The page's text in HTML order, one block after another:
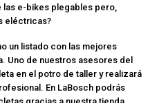
las e-bikes plegables pero,
eléctricas?
un listado con las mejores
Uno de nuestros asesores del
en el potro de taller y realizará
En LaBosch podrás